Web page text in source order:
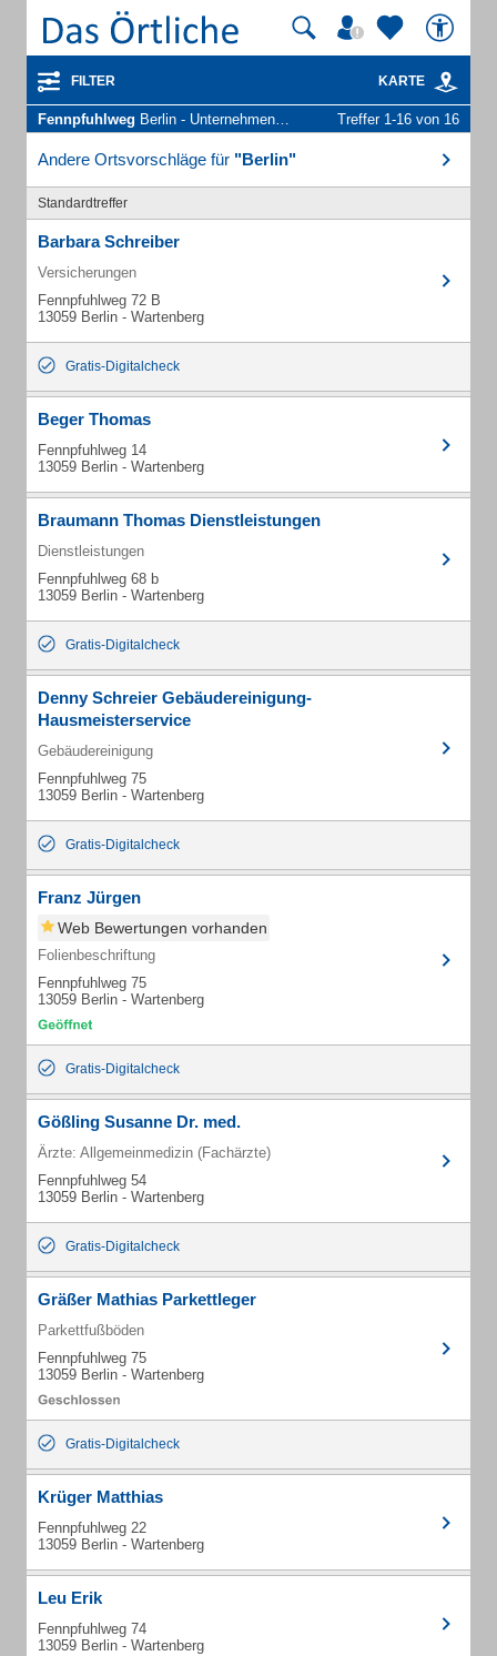
FILTER KARTE
Fennpfuhlweg Berlin - Unternehmen und Personen Treffer 1-16 von 16
Andere Ortsvorschläge für "Berlin"
Standardtreffer
Barbara Schreiber
Versicherungen
Fennpfuhlweg 72 B
13059 Berlin - Wartenberg
Gratis-Digitalcheck
Beger Thomas
Fennpfuhlweg 14
13059 Berlin - Wartenberg
Braumann Thomas Dienstleistungen
Dienstleistungen
Fennpfuhlweg 68 b
13059 Berlin - Wartenberg
Gratis-Digitalcheck
Denny Schreier Gebäudereinigung-
Hausmeisterservice
Gebäudereinigung
Fennpfuhlweg 75
13059 Berlin - Wartenberg
Gratis-Digitalcheck
Franz Jürgen
Web Bewertungen vorhanden
Folienbeschriftung
Fennpfuhlweg 75
13059 Berlin - Wartenberg
Gratis-Digitalcheck
Gößling Susanne Dr. med.
Ärzte: Allgemeinmedizin (Fachärzte)
Fennpfuhlweg 54
13059 Berlin - Wartenberg
Gratis-Digitalcheck
Gräßer Mathias Parkettleger
Parkettfußböden
Fennpfuhlweg 75
13059 Berlin - Wartenberg
Gratis-Digitalcheck
Krüger Matthias
Fennpfuhlweg 22
13059 Berlin - Wartenberg
Leu Erik
Fennpfuhlweg 74
13059 Berlin - Wartenberg